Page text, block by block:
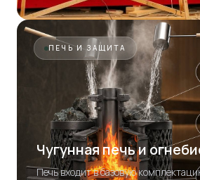
ПЕЧЬ И ЗАЩИТА
Чугунная печь и
Печь входит в базовую